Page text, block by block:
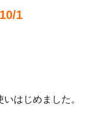
1
いはじめました。